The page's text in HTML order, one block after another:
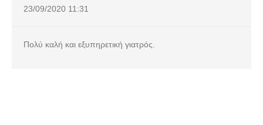
23/09/2020 11:31
Πολύ καλή και εξυπηρετική γιατρός.